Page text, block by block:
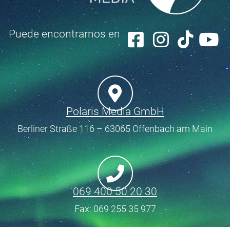
Puede encontrarnos en
Polaris Media GmbH
Berliner Straße 116 – 63065 Offenbach am Main
069 400 50 20 30
Fax: 069 255 35 977